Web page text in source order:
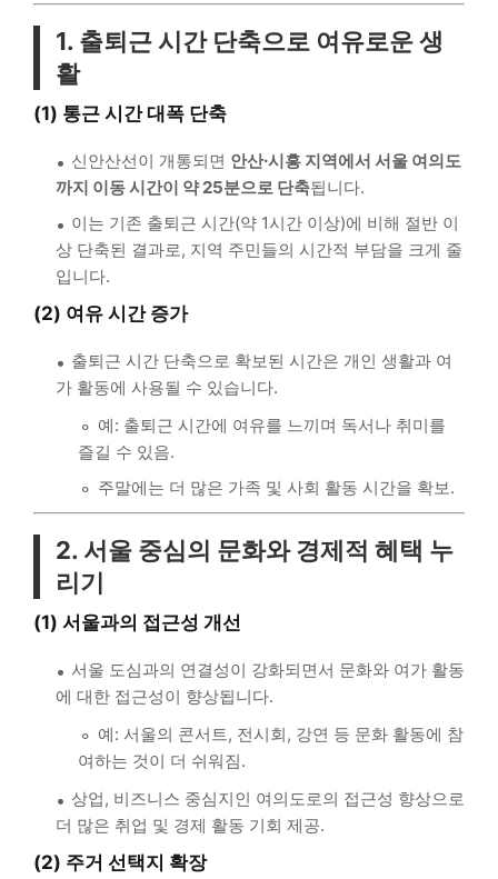
1. 출퇴근 시간 단축으로 여유로운 생
활
(1) 통근 시간 대폭 단축
신안산선이 개통되면 안산·시흥 지역에서 서울 여의도
까지 이동 시간이 약 25분으로 단축됩니다.
이는 기존 출퇴근 시간(약 1시간 이상)에 비해 절반 이
상 단축된 결과로, 지역 주민들의 시간적 부담을 크게 줄
입니다.
(2) 여유 시간 증가
출퇴근 시간 단축으로 확보된 시간은 개인 생활과 여
가 활동에 사용될 수 있습니다.
예: 출퇴근 시간에 여유를 느끼며 독서나 취미를
즐길 수 있음.
주말에는 더 많은 가족 및 사회 활동 시간을 확보.
2. 서울 중심의 문화와 경제적 혜택 누
리기
(1) 서울과의 접근성 개선
서울 도심과의 연결성이 강화되면서 문화와 여가 활동
에 대한 접근성이 향상됩니다.
예: 서울의 콘서트, 전시회, 강연 등 문화 활동에 참
여하는 것이 더 쉬워짐.
상업, 비즈니스 중심지인 여의도로의 접근성 향상으로
더 많은 취업 및 경제 활동 기회 제공.
(2) 주거 선택지 확장